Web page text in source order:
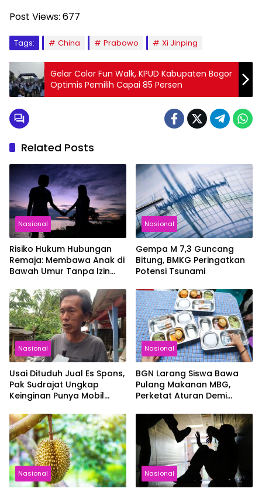
Post Views: 677
Tags: China Prabowo Xi Jinping
Gelar Color Fun Walk, KPUD Kabupaten Bogor
Optimis Pemilih Capai 85 Persen
Related Posts
Nasional
Risiko Hukum Hubungan
Remaja: Membawa Anak di
Bawah Umur Tanpa Izin
Nasional
Gempa M 7,3 Guncang
Bitung, BMKG Peringatkan
Potensi Tsunami
Nasional
Usai Dituduh Jual Es Spons,
Pak Sudrajat Ungkap
Keinginan Punya Mobil
Nasional
BGN Larang Siswa Bawa
Pulang Makanan MBG,
Perketat Aturan Demi
Nasional Nasional